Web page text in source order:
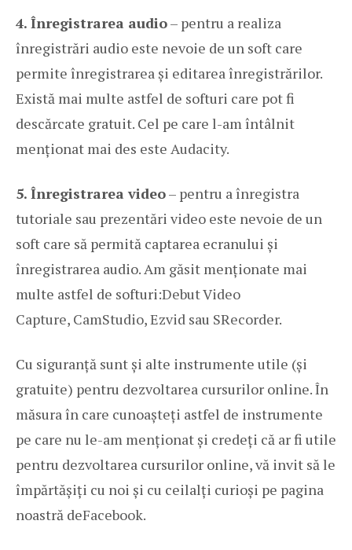
4. Înregistrarea audio– pentru a realiza
înregistrări audio este nevoie de un soft care
permite înregistrarea și editarea înregistrărilor.
Există mai multe astfel de softuri care pot fi
descărcate gratuit. Cel pe care l-am întâlnit
menționat mai des este Audacity.
5. Înregistrarea video– pentru a înregistra
tutoriale sau prezentări video este nevoie de un
soft care să permită captarea ecranului și
înregistrarea audio. Am găsit menționate mai
multe astfel de softuri:Debut Video
Capture, CamStudio,Ezvid sau SRecorder.
Cu siguranță sunt și alte instrumente utile (și
gratuite) pentru dezvoltarea cursurilor online. În
măsura în care cunoașteți astfel de instrumente
pe care nu le-am menționat și credeți că ar fi utile
pentru dezvoltarea cursurilor online, vă invit să le
împărtășiți cu noi și cu ceilalți curioși pe pagina
noastră deFacebook.